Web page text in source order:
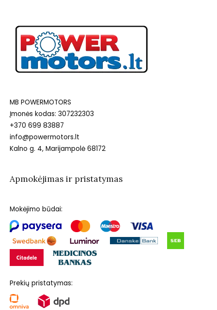
MB POWERMOTORS
Įmonės kodas: 307232303
+370 699 83887
info@powermotors.lt
Kalno g. 4, Marijampolė 68172
Apmokėjimas ir pristatymas
Mokėjimo būdai:
Prekių pristatymas: